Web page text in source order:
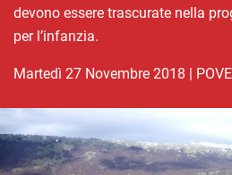
devono essere trascurate nella
per l’infanzia.
martedì 27 Novembre 2018 |